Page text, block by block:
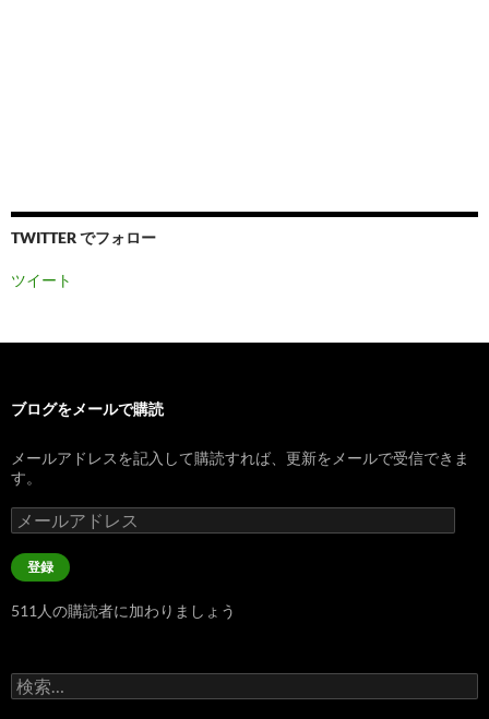
TWITTER でフォロー
ツイート
ブログをメールで購読
メールアドレスを記入して購読すれば、更新をメールで受信できま
す。
メ
ー
ル
ア
レ
登録
511人の購読者に加わりましょう
検
索: